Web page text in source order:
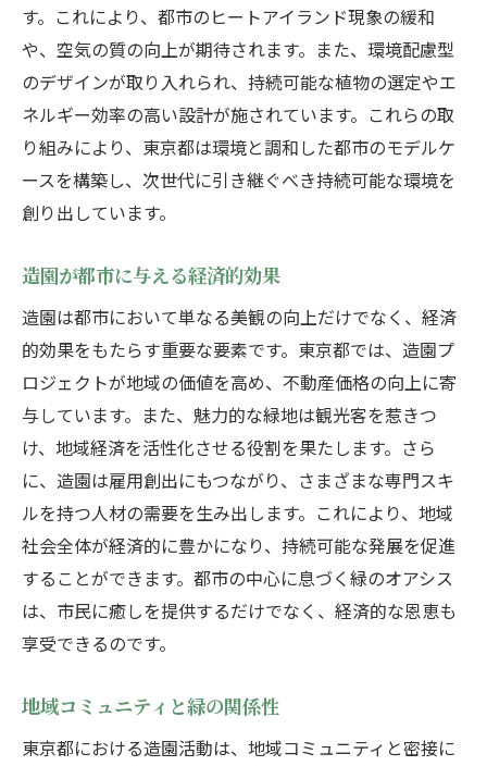
す。これにより、都市のヒートアイランド現象の緩和
や、空気の質の向上が期待されます。また、環境配慮型
のデザインが取り入れられ、持続可能な植物の選定やエ
ネルギー効率の高い設計が施されています。これらの取
り組みにより、東京都は環境と調和した都市のモデルケ
ースを構築し、次世代に引き継ぐべき持続可能な環境を
創り出しています。
造園が都市に与える経済的効果
造園は都市において単なる美観の向上だけでなく、経済
的効果をもたらす重要な要素です。東京都では、造園プ
ロジェクトが地域の価値を高め、不動産価格の向上に寄
与しています。また、魅力的な緑地は観光客を惹きつ
け、地域経済を活性化させる役割を果たします。さら
に、造園は雇用創出にもつながり、さまざまな専門スキ
ルを持つ人材の需要を生み出します。これにより、地域
社会全体が経済的に豊かになり、持続可能な発展を促進
することができます。都市の中心に息づく緑のオアシス
は、市民に癒しを提供するだけでなく、経済的な恩恵も
享受できるのです。
地域コミュニティと緑の関係性
東京都における造園活動は、地域コミュニティと密接に